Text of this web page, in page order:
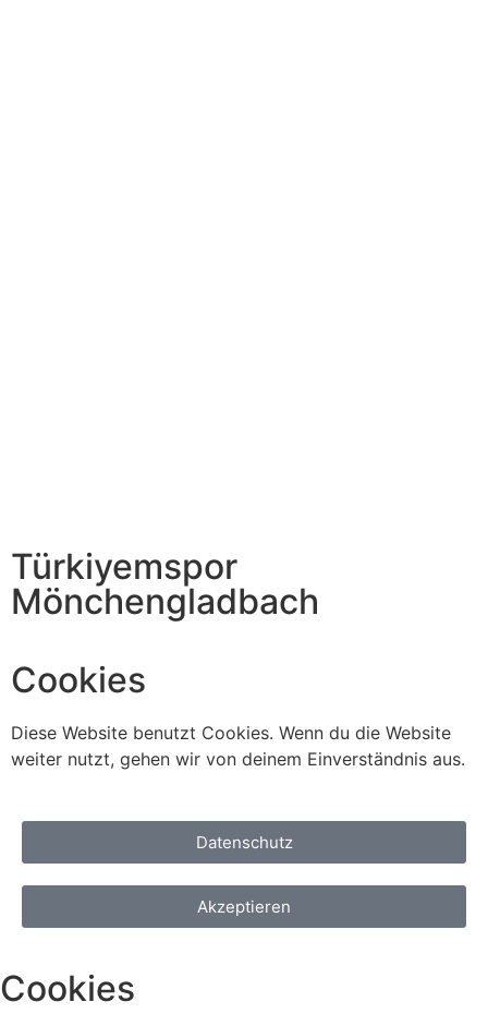
Türkiyemspor
Mönchengladbach
Cookies
Diese Website benutzt Cookies. Wenn du die Website
weiter nutzt, gehen wir von deinem Einverständnis aus.
Datenschutz
Akzeptieren
Cookies